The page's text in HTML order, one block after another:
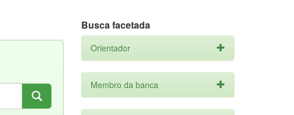
Busca facetada
Orientador
Membro da banca